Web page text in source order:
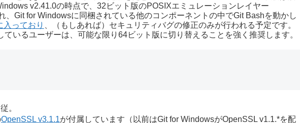
v2.41.0の時点で、32ビット版のPOSIXエミュレーションレイヤー
、Git for Windowsに同梱されている他のコンポーネントの中でGit Bashを動かし
入っており 、（もしあれば）セキュリティバグの修正のみが行われる予定です。
いるユーザーは、可能な限り64ビット版に切り替えることを強く推奨します。
。
OpenSSL v3.1.1が付属しています（以前はGit for WindowsがOpenSSL v1.1.*を配